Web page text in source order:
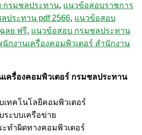
กรมชลประทาน, แนวข้อสอบราชการ
ประทาน pdf 2566, แนวข้อสอบ
ลย ฟรี, แนวข้อสอบ กรมชลประทาน
กงานเครื่องคอมพิวเตอร์ สำนักงาน
เครื่องคอมพิวเตอร์ กรมชลประทาน
เทคโนโลยีคอมพิวเตอร์
ระบบเครือข่าย
ทำผิดทางคอมพิวเตอร์